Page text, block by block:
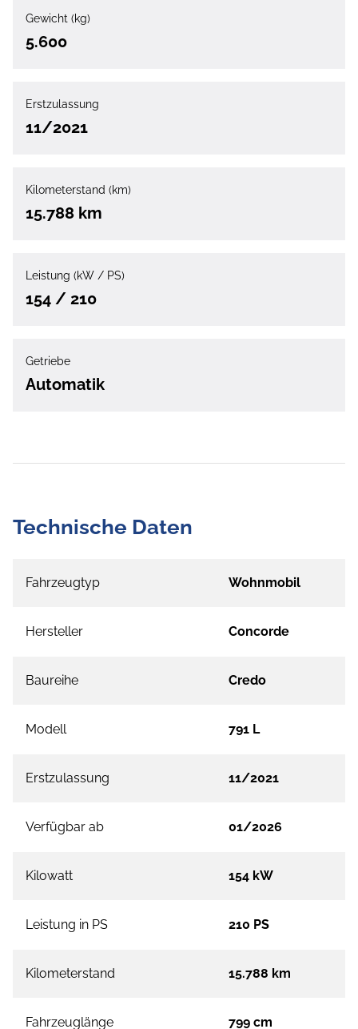
Gewicht (kg)
5.600
Erstzulassung
11/2021
Kilometerstand (km)
15.788 km
Leistung (kW / PS)
154 / 210
Getriebe
Automatik
Technische Daten
Fahrzeugtyp Wohnmobil
Hersteller Concorde
Baureihe Credo
Modell 791 L
Erstzulassung 11/2021
Verfügbar ab 01/2026
Kilowatt 154 kW
Leistung in PS 210 PS
Kilometerstand 15.788 km
Fahrzeuglänge 799 cm